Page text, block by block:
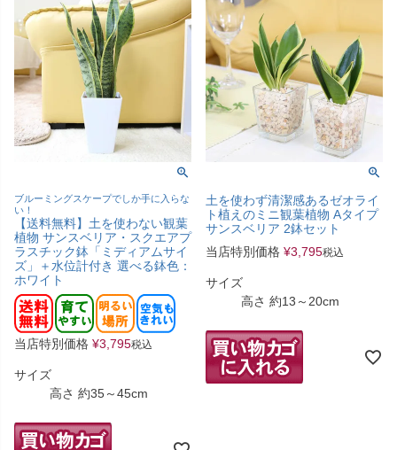
ブルーミングスケープでしか手に入らな
い！
【送料無料】土を使わない観葉
植物 サンスベリア・スクエアプ
ラスチック鉢「ミディアムサイ
ズ」＋水位計付き 選べる鉢色：
ホワイト
当店特別価格 ¥3,795税込
サイズ
高さ 約35～45cm
土を使わず清潔感あるゼオライ
ト植えのミニ観葉植物 Aタイプ
サンスベリア 2鉢セット
当店特別価格 ¥3,795税込
サイズ
高さ 約13～20cm